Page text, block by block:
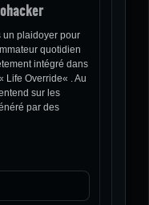
un plaidoyer pour
quotidien
intégré dans
Life Override« . Au
sur les
par des